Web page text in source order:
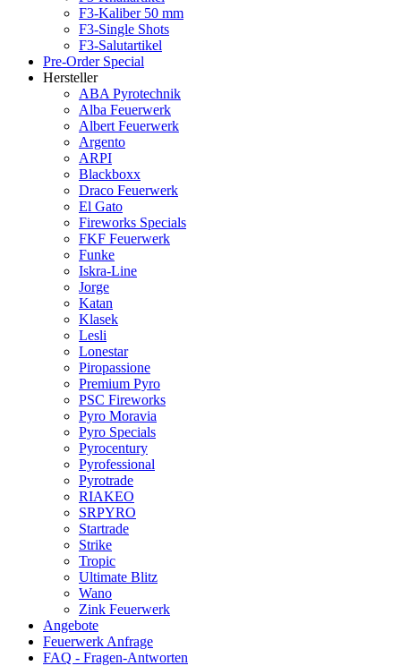
F3-Kaliber 50 mm
F3-Single Shots
F3-Salutartikel
Pre-Order Special
Hersteller
ABA Pyrotechnik
Alba Feuerwerk
Albert Feuerwerk
Argento
ARPI
Blackboxx
Draco Feuerwerk
El Gato
Fireworks Specials
FKF Feuerwerk
Funke
Iskra-Line
Jorge
Katan
Klasek
Lesli
Lonestar
Piropassione
Premium Pyro
PSC Fireworks
Pyro Moravia
Pyro Specials
Pyrocentury
Pyrofessional
Pyrotrade
RIAKEO
SRPYRO
Startrade
Strike
Tropic
Ultimate Blitz
Wano
Zink Feuerwerk
Angebote
Feuerwerk Anfrage
FAQ - Fragen-Antworten